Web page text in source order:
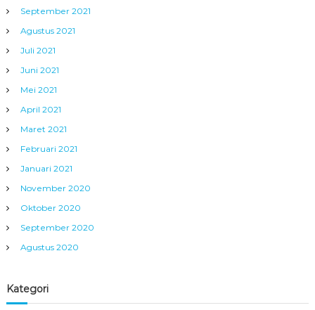
September 2021
Agustus 2021
Juli 2021
Juni 2021
Mei 2021
April 2021
Maret 2021
Februari 2021
Januari 2021
November 2020
Oktober 2020
September 2020
Agustus 2020
Kategori